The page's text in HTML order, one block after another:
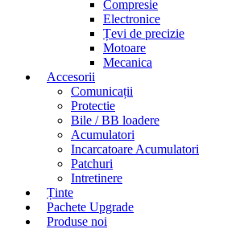
Compresie
Electronice
Țevi de precizie
Motoare
Mecanica
Accesorii
Comunicații
Protectie
Bile / BB loadere
Acumulatori
Incarcatoare Acumulatori
Patchuri
Intretinere
Ținte
Pachete Upgrade
Produse noi